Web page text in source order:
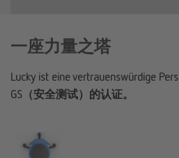
一座力量之塔
Lucky ist eine vertrauenswürdige
GS（安全测试）的认证。